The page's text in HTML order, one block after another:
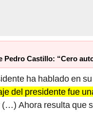
Pedro Castillo: “Cero
ha hablado en
del presidente fue
(…) Ahora resulta que